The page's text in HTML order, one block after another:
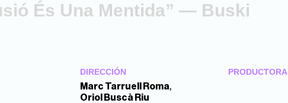
És Una Mentida” — Buski
DIRECCIÓN
Marc Tarruell Roma,
Oriol Buscà Riu
PRODUCTORA